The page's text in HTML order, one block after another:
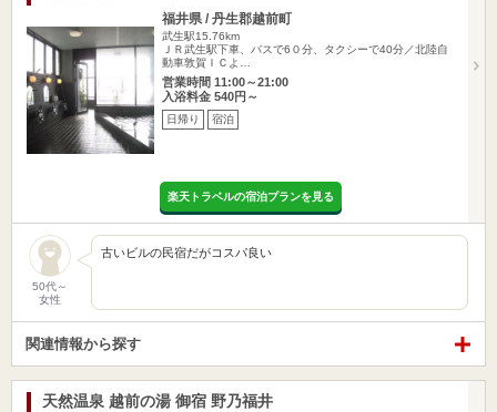
福井県 / 丹生郡越前町
武生駅15.76km
ＪＲ武生駅下車、バスで6０分、タクシーで40分／北陸自
動車敦賀ＩＣよ…
営業時間 11:00～21:00
入浴料金 540円～
日帰り 宿泊
楽天トラベルの宿泊プランを見る
50代～
女性
古いビルの民宿だがコスパ良い
関連情報から探す
天然温泉 越前の湯 御宿 野乃福井